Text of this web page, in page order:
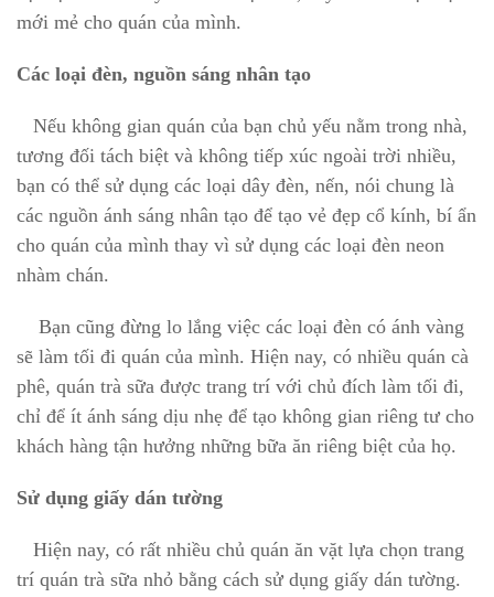
mới mẻ cho quán của mình.
Các loại đèn, nguồn sáng nhân tạo
Nếu không gian quán của bạn chủ yếu nằm trong nhà,
tương đối tách biệt và không tiếp xúc ngoài trời nhiều,
bạn có thể sử dụng các loại dây đèn, nến, nói chung là
các nguồn ánh sáng nhân tạo để tạo vẻ đẹp cổ kính, bí ẩn
cho quán của mình thay vì sử dụng các loại đèn neon
nhàm chán.
Bạn cũng đừng lo lắng việc các loại đèn có ánh vàng
sẽ làm tối đi quán của mình. Hiện nay, có nhiều quán cà
phê, quán trà sữa được trang trí với chủ đích làm tối đi,
chỉ để ít ánh sáng dịu nhẹ để tạo không gian riêng tư cho
khách hàng tận hưởng những bữa ăn riêng biệt của họ.
Sử dụng giấy dán tường
Hiện nay, có rất nhiều chủ quán ăn vặt lựa chọn trang
trí quán trà sữa nhỏ bằng cách sử dụng giấy dán tường.